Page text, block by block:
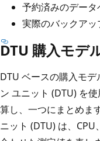
予約済みのデー
実際のバックア
DTU 購入モデ
DTU ベースの購入モ
ン ユニット (DTU) を
算し、一つにまとめま
ニット (DTU) は、